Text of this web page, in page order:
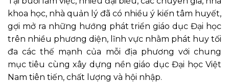
khoa học, nhà quản lý đã có nhiều ý kiến tâm huyết,
gợi mở ra những hướng phát triển giáo dục Đại học
trên nhiều phương diện, lĩnh vực nhằm phát huy tối
đa các thế mạnh của mỗi địa phương với chung
mục tiêu cùng xây dựng nền giáo dục Đại học Việt
Nam tiên tiến, chất lượng và hội nhập.